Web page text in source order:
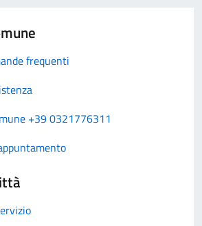
frequenti
+39 0321776311